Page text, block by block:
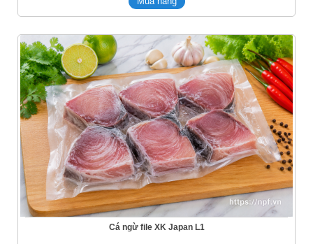
Cá ngừ file XK Japan L1